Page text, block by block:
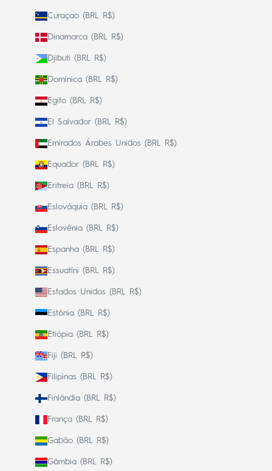
Curaçao (BRL R$)
Dinamarca (BRL R$)
Djibuti (BRL R$)
Dominica (BRL R$)
Egito (BRL R$)
El Salvador (BRL R$)
Emirados Árabes Unidos (BRL R$)
Equador (BRL R$)
Eritreia (BRL R$)
Eslováquia (BRL R$)
Eslovênia (BRL R$)
Espanha (BRL R$)
Essuatíni (BRL R$)
Estados Unidos (BRL R$)
Estônia (BRL R$)
Etiópia (BRL R$)
Fiji (BRL R$)
Filipinas (BRL R$)
Finlândia (BRL R$)
França (BRL R$)
Gabão (BRL R$)
Gâmbia (BRL R$)